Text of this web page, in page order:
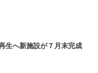
生へ新施設が７月末完成